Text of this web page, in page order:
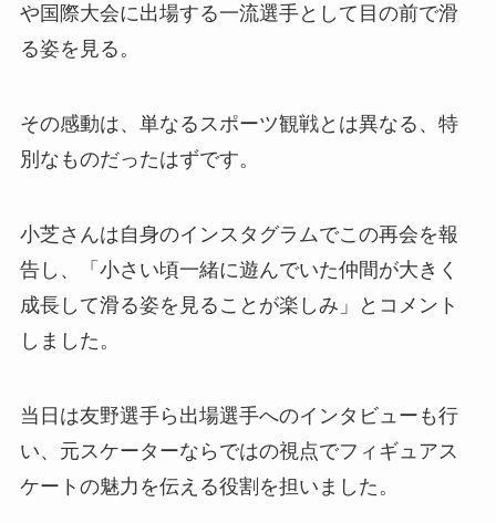
や国際大会に出場する一流選手として目の前で滑
る姿を見る。
その感動は、単なるスポーツ観戦とは異なる、特
別なものだったはずです。
小芝さんは自身のインスタグラムでこの再会を報
告し、「小さい頃一緒に遊んでいた仲間が大きく
成長して滑る姿を見ることが楽しみ」とコメント
しました。
当日は友野選手ら出場選手へのインタビューも行
い、元スケーターならではの視点でフィギュアス
ケートの魅力を伝える役割を担いました。